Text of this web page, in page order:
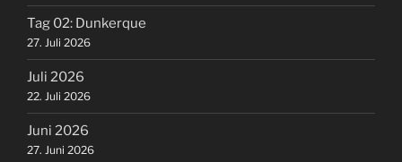
Tag 02: Dunkerque
27. Juli 2026
Juli 2026
22. Juli 2026
Juni 2026
27. Juni 2026